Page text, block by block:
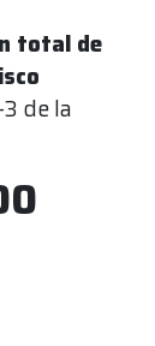
total de
de la